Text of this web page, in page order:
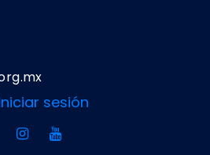
sesión